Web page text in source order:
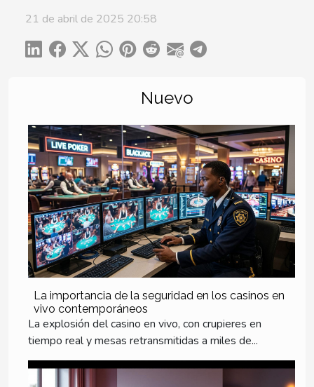
21 de abril de 2025 20:58
Nuevo
La importancia de la seguridad en los casinos en
vivo contemporáneos
La explosión del casino en vivo, con crupieres en
tiempo real y mesas retransmitidas a miles de...